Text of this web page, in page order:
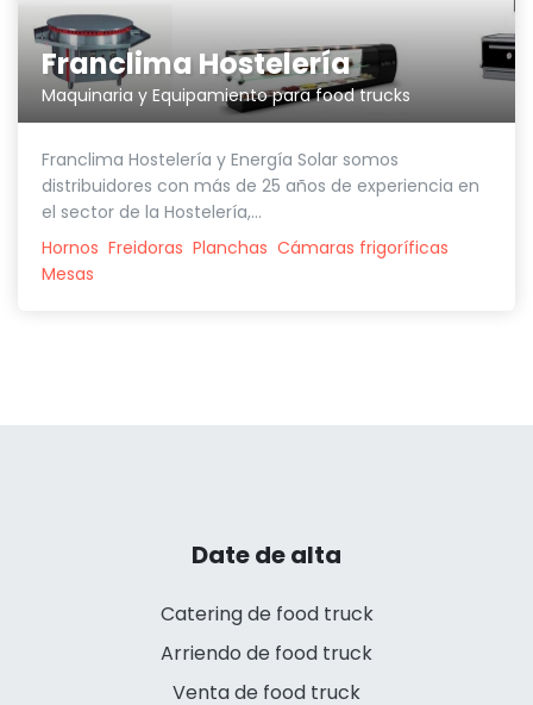
Franclima Hostelería
Maquinaria y Equipamiento para food trucks
Franclima Hostelería y Energía Solar somos
distribuidores con más de 25 años de experiencia en
el sector de la Hostelería,...
Hornos Freidoras Planchas Cámaras frigoríficas
Mesas
Date de alta
Catering de food truck
Arriendo de food truck
Venta de food truck